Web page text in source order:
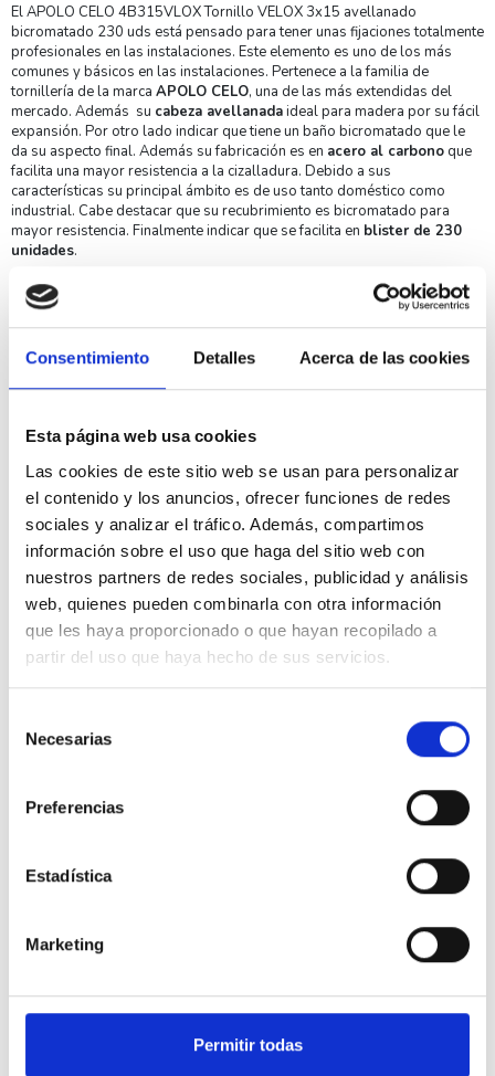
Consentimiento Detalles Acerca de las cookies
Esta página web usa cookies
Las cookies de este sitio web se usan para personalizar
el contenido y los anuncios, ofrecer funciones de redes
sociales y analizar el tráfico. Además, compartimos
información sobre el uso que haga del sitio web con
nuestros partners de redes sociales, publicidad y análisis
web, quienes pueden combinarla con otra información
que les haya proporcionado o que hayan recopilado a
partir del uso que haya hecho de sus servicios.
Necesarias
Preferencias
Estadística
Marketing
Permitir todas
El APOLO CELO 4B315VLOX Tornillo VELOX 3x15 avellanado
bicromatado 230 uds está pensado para tener unas fijaciones totalmente
profesionales en las instalaciones. Este elemento es uno de los más
comunes y básicos en las instalaciones. Pertenece a la familia de
tornillería de la marca APOLO CELO, una de las más extendidas del
mercado. Además su cabeza avellanadaideal para madera por su fácil
expansión. Por otro lado indicar que tiene un baño bicromatado que le
da su aspecto final. Además su fabricación es en acero al carbonoque
facilita una mayor resistencia a la cizalladura. Debido a sus
características su principal ámbito es de uso tanto doméstico como
industrial. Cabe destacar que su recubrimiento es bicromatado para
mayor resistencia. Finalmente indicar que se facilita en blister de 230
unidades.
Ventajas y características del APOLO CELO 4B315VLOX
Tornillo VELOX 3x15 avellanado bicromatado 230 uds
impacto visual.
Fabricado en Acero al carbono.
Cabezaavellanada.
Adecuado paramadera.
Fabricado con los más altos estándares de calidad.
Especificaciones técnicas
Tipo de rosca Rosca madera completa
Adecuado para: Madera